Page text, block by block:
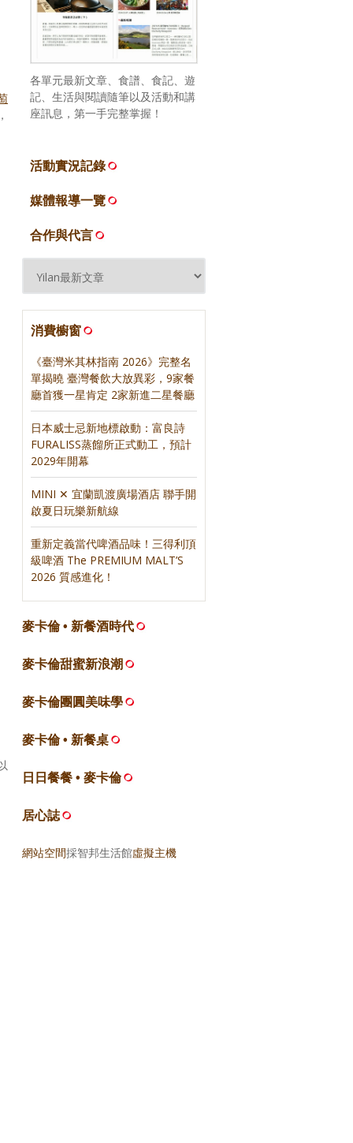
各單元最新文章、食譜、食記、遊
記、生活與閱讀隨筆以及活動和講
座訊息，第一手完整掌握！
活動實況記錄
媒體報導一覽
合作與代言
消費櫥窗
《臺灣米其林指南 2026》完整名
單揭曉 臺灣餐飲大放異彩，9家餐
廳首獲一星肯定 2家新進二星餐廳
日本威士忌新地標啟動：富良詩
FURALISS蒸餾所正式動工，預計
2029年開幕
MINI ✕ 宜蘭凱渡廣場酒店 聯手開
啟夏日玩樂新航線
重新定義當代啤酒品味！三得利頂
級啤酒 The PREMIUM MALT’S
2026 質感進化！
麥卡倫 • 新餐酒時代
麥卡倫甜蜜新浪潮
麥卡倫團圓美味學
麥卡倫 • 新餐桌
日日餐餐 • 麥卡倫
居心誌
網站空間採智邦生活館虛擬主機